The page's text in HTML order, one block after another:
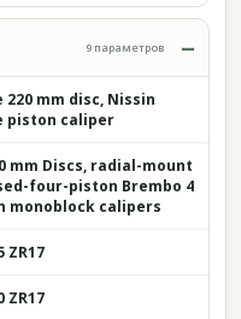
9 параметров
220 mm disc, Nissin
piston caliper
mm Discs, radial-mount
four-piston Brembo 4
monoblock calipers
ZR17
ZR17